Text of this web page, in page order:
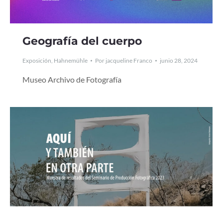
Geografía del cuerpo
Exposición, Hahnemühle Por jacqueline Franco junio 28, 2024
Museo Archivo de Fotografía